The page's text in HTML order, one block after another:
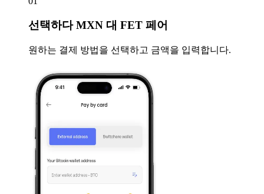
선택하다MXN 대 FET 페어
원하는 결제 방법을 선택하고 금액을 입력합니다.